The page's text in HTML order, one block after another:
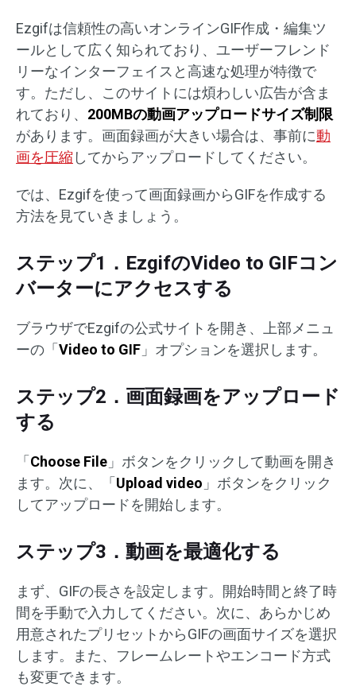
Ezgifは信頼性の高いオンラインGIF作成・編集ツ
ールとして広く知られており、ユーザーフレンド
リーなインターフェイスと高速な処理が特徴で
す。ただし、このサイトには煩わしい広告が含ま
れており、 200MBの動画アップロードサイズ制限
があります。画面録画が大きい場合は、事前に動
画を圧縮してからアップロードしてください。
では、Ezgifを使って画面録画からGIFを作成する
方法を見ていきましょう。
ステップ1．EzgifのVideo to GIFコン
バーターにアクセスする
ブラウザでEzgifの公式サイトを開き、上部メニュ
ーの「 Video to GIF 」オプションを選択します。
ステップ2．画面録画をアップロード
する
「 Choose File 」ボタンをクリックして動画を開き
ます。次に、「 Upload video 」ボタンをクリック
してアップロードを開始します。
ステップ3．動画を最適化する
まず、GIFの長さを設定します。開始時間と終了時
間を手動で入力してください。次に、あらかじめ
用意されたプリセットからGIFの画面サイズを選択
します。また、フレームレートやエンコード方式
も変更できます。